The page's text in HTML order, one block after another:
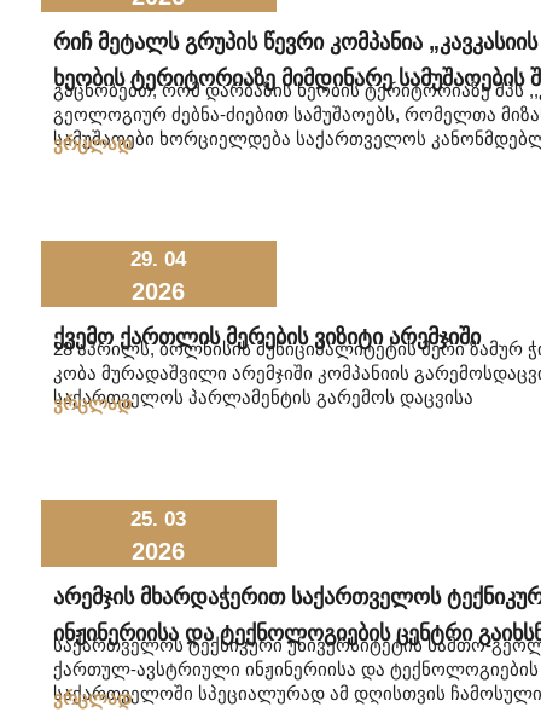
Რიჩ Მეტალს Გრუპის Წევრი Კომპანია
Ხეობის Ტერიტორიაზე Მიმდინარე Სამუშაოების
გაცნობებთ, რომ დარბაზის ხეობის ტერიტორიაზე შპს
გეოლოგიურ ძებნა-ძიებით სამუშაოებს, რომელთა
სამუშაოები ხორციელდება საქართველოს
ვრცლად
29. 04
2026
Ქვემო Ქართლის Მერების Ვიზიტი Არემჯიში
28 აპრილს, ბოლნისის მუნიციპალიტეტის მერი ზამურ
კობა მურადაშვილი არემჯიში კომპანიის
საქართველოს პარლამენტის გარემოს დაცვისა
ვრცლად
25. 03
2026
Არემჯის Მხარდაჭერით Საქართველოს
Ინჟინერიისა Და Ტექნოლოგიების Ცენტრი
საქართველოს ტექნიკური უნივერსიტეტის სამთო-
ქართულ-ავსტრიული ინჟინერიისა და ტექნოლოგიების
საქართველოში სპეციალურად ამ დღისთვის
ვრცლად